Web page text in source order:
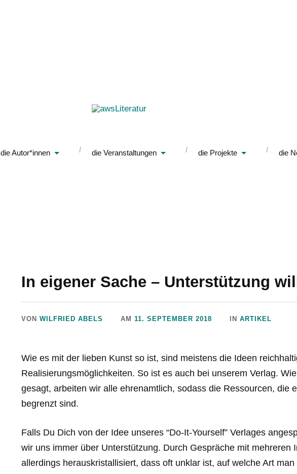
die Autor*innen die Veranstaltungen die Projekte die
In eigener Sache – Unterstützung
VONWILFRIED ABELS AM11. SEPTEMBER 2018 INARTIKEL
Wie es mit der lieben Kunst so ist, sind meistens die Ideen
Realisierungsmöglichkeiten. So ist es auch bei unserem Verlag.
gesagt, arbeiten wir alle ehrenamtlich, sodass die Ressourcen, die
begrenzt sind.
Falls Du Dich von der Idee unseres “Do-It-Yourself” Verlages
wir uns immer über Unterstützung. Durch Gespräche mit mehreren
allerdings herauskristallisiert, dass oft unklar ist, auf welche Art